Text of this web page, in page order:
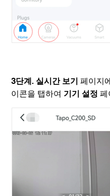
3단계. 실시간 보기 페이지
이콘을 탭하여 기기 설정 페